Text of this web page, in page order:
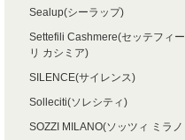
Sealup(シーラップ)
Settefili Cashmere(セッテフィー
リ カシミア)
SILENCE(サイレンス)
Solleciti(ソレシティ)
SOZZI MILANO(ソッツィ ミラノ